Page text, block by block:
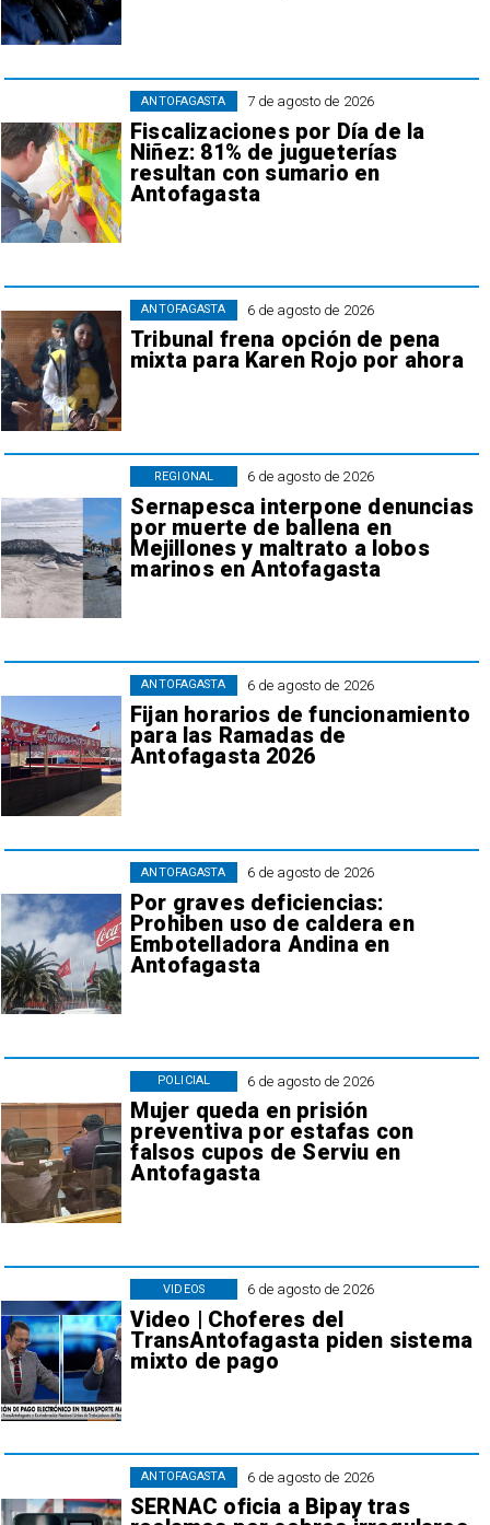
7 de agosto de 2026
Fiscalizaciones por Día de la
Niñez: 81% de jugueterías
resultan con sumario en
Antofagasta
ANTOFAGASTA
6 de agosto de 2026
Tribunal frena opción de pena
mixta para Karen Rojo por ahora
ANTOFAGASTA
6 de agosto de 2026
Sernapesca interpone denuncias
por muerte de ballena en
Mejillones y maltrato a lobos
marinos en Antofagasta
REGIONAL
6 de agosto de 2026
Fijan horarios de funcionamiento
para las Ramadas de
Antofagasta 2026
ANTOFAGASTA
6 de agosto de 2026
Por graves deficiencias:
Prohiben uso de caldera en
Embotelladora Andina en
Antofagasta
ANTOFAGASTA
6 de agosto de 2026
Mujer queda en prisión
preventiva por estafas con
falsos cupos de Serviu en
Antofagasta
POLICIAL
6 de agosto de 2026
Video | Choferes del
TransAntofagasta piden sistema
mixto de pago
VIDEOS
6 de agosto de 2026
SERNAC oficia a Bipay tras
ANTOFAGASTA